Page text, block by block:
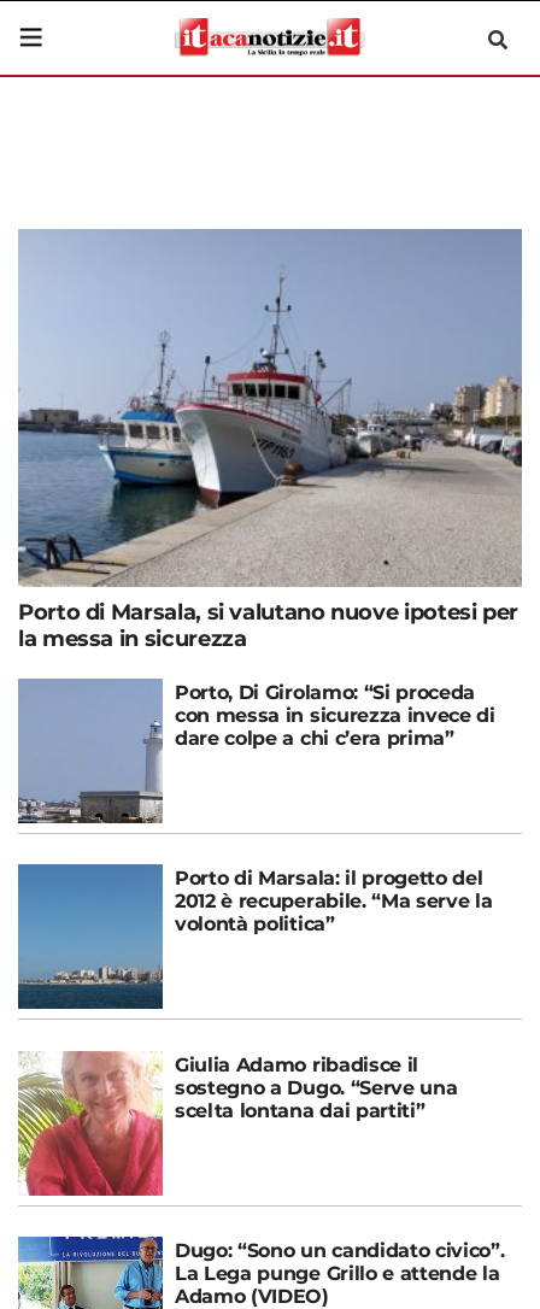
Porto di Marsala, si valutano nuove ipotesi per
la messa in sicurezza
Porto, Di Girolamo: “Si proceda
con messa in sicurezza invece di
dare colpe a chi c’era prima”
Porto di Marsala: il progetto del
2012 è recuperabile. “Ma serve la
volontà politica”
Giulia Adamo ribadisce il
sostegno a Dugo. “Serve una
scelta lontana dai partiti”
Dugo: “Sono un candidato civico”.
La Lega punge Grillo e attende la
Adamo (VIDEO)